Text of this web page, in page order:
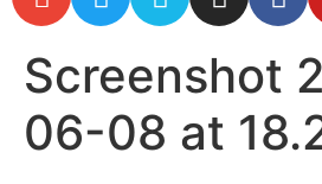
Screenshot
06-08 at